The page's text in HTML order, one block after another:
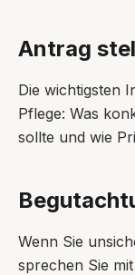
Antrag
Die wichtigsten
Pflege: Was
sollte und wie
Wenn Sie
sprechen Sie